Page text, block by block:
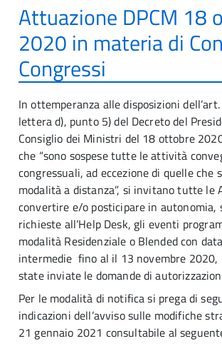
Attuazione DPCM 18
2020 in materia di
Congressi
In ottemperanza alle disposizioni
lettera d), punto 5) del Decreto del
Consiglio dei Ministri del 18 ottobre
che “sono sospese tutte le attività
congressuali, ad eccezione di quelle che
modalità a distanza”, si invitano tutte le
convertire e/o posticipare in autonomia,
richieste all’Help Desk, gli eventi
modalità Residenziale o Blended con
intermedie fino al il 13 novembre 2020,
state inviate le domande di
Per le modalità di notifica si prega di
indicazioni dell’avviso sulle modifiche
21 gennaio 2021 consultabile al